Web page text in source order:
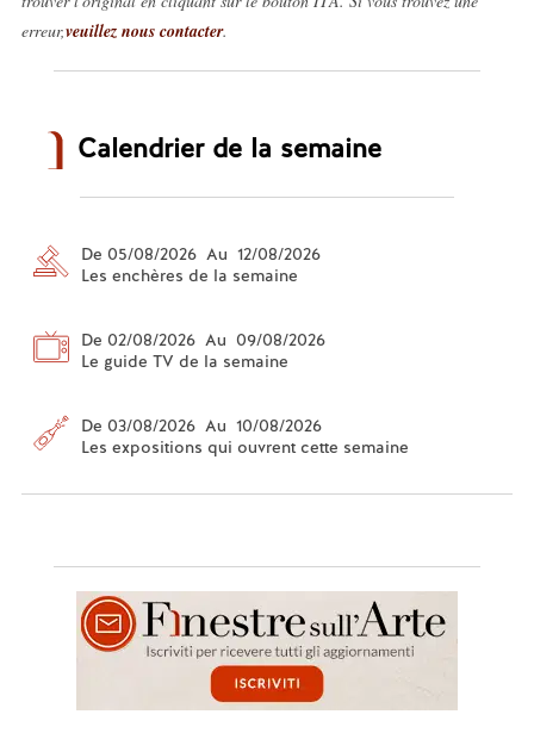
erreur,veuillez nous contacter.
Calendrier de la semaine
De 05/08/2026 Au 12/08/2026
Les enchères de la semaine
De 02/08/2026 Au 09/08/2026
Le guide TV de la semaine
De 03/08/2026 Au 10/08/2026
Les expositions qui ouvrent cette semaine